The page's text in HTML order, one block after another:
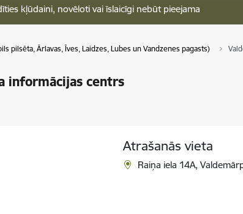
kļūdaini, novēloti vai īslaicīgi nebūt pieejama
pilsēta, Ārlavas, Īves, Laidzes, Lubes un Vandzenes pagasts)
informācijas centrs
Atrašanās vieta
Raiņa iela 14A,